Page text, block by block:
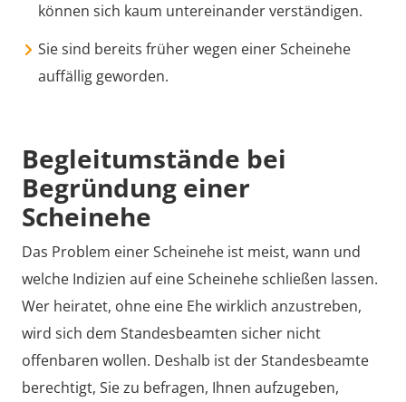
können sich kaum untereinander verständigen.
Sie sind bereits früher wegen einer Scheinehe
auffällig geworden.
Begleitumstände bei
Begründung einer
Scheinehe
Das Problem einer Scheinehe ist meist, wann und
welche Indizien auf eine Scheinehe schließen lassen.
Wer heiratet, ohne eine Ehe wirklich anzustreben,
wird sich dem Standesbeamten sicher nicht
offenbaren wollen. Deshalb ist der Standesbeamte
berechtigt, Sie zu befragen, Ihnen aufzugeben,